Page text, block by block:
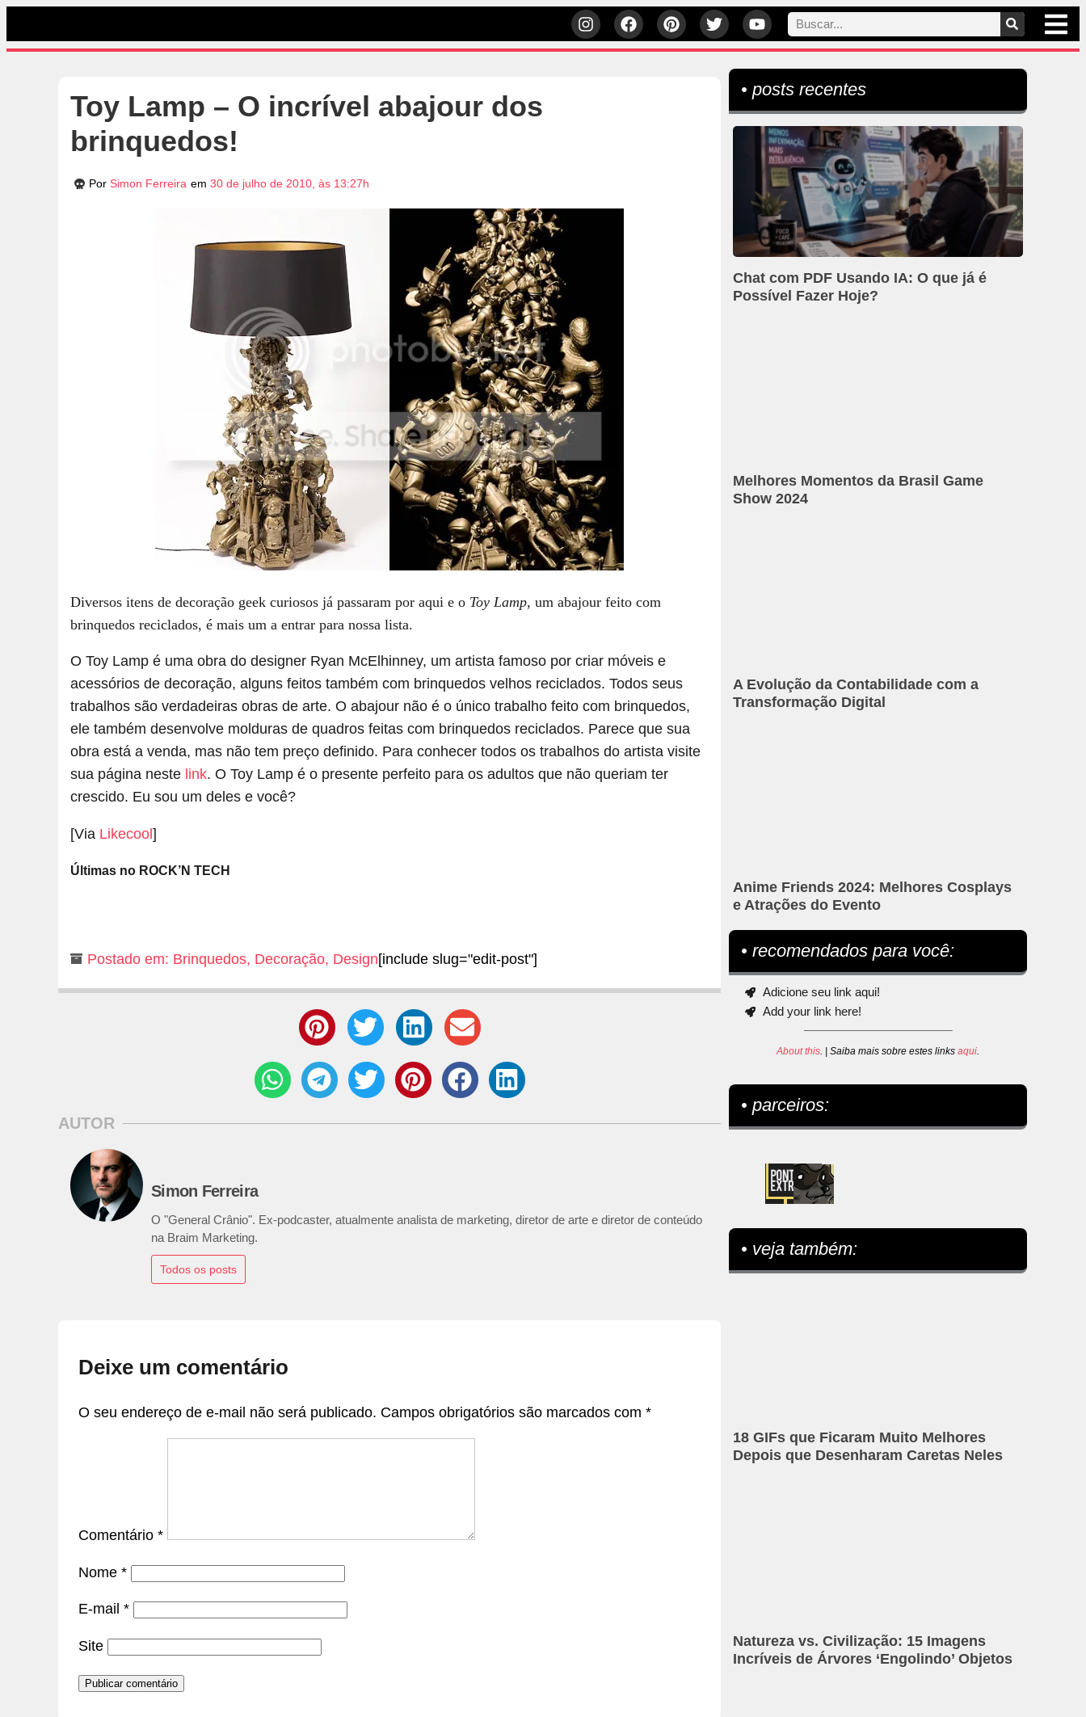
Toy Lamp – O incrível abajour dos
brinquedos!
Por Simon Ferreira em 30 de julho de 2010, às 13:27h
Diversos itens de decoração geek curiosos já passaram por aqui e o Toy Lamp, um abajour feito com
brinquedos reciclados, é mais um a entrar para nossa lista.
O Toy Lamp é uma obra do designer Ryan McElhinney, um artista famoso por criar móveis e
acessórios de decoração, alguns feitos também com brinquedos velhos reciclados. Todos seus
trabalhos são verdadeiras obras de arte. O abajour não é o único trabalho feito com brinquedos,
ele também desenvolve molduras de quadros feitas com brinquedos reciclados. Parece que sua
obra está a venda, mas não tem preço definido. Para conhecer todos os trabalhos do artista visite
sua página neste link. O Toy Lamp é o presente perfeito para os adultos que não queriam ter
crescido. Eu sou um deles e você?
[Via Likecool]
Últimas no ROCK’N TECH
Postado em: Brinquedos, Decoração, Design[include slug="edit-post"]
AUTOR
Simon Ferreira
O "General Crânio". Ex-podcaster, atualmente analista de marketing, diretor de arte e diretor de conteúdo
na Braim Marketing.
Todos os posts
Deixe um comentário
O seu endereço de e-mail não será publicado. Campos obrigatórios são marcados com *
Comentário *
Nome *
E-mail *
Site
• posts recentes
Chat com PDF Usando IA: O que já é
Possível Fazer Hoje?
Melhores Momentos da Brasil Game
Show 2024
A Evolução da Contabilidade com a
Transformação Digital
Anime Friends 2024: Melhores Cosplays
e Atrações do Evento
• recomendados para você:
Adicione seu link aqui!
Add your link here!
About this. | Saiba mais sobre estes linksaqui.
• parceiros:
• veja também:
18 GIFs que Ficaram Muito Melhores
Depois que Desenharam Caretas Neles
Natureza vs. Civilização: 15 Imagens
Incríveis de Árvores ‘Engolindo’ Objetos